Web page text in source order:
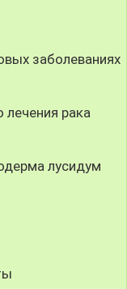
заболеваниях
лечения рака
лусидум